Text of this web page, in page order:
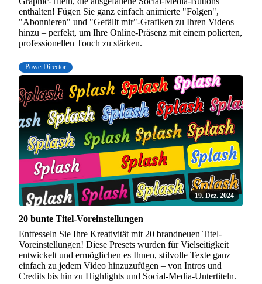
enthalten! Fügen Sie ganz einfach animierte "Folgen",
"Abonnieren" und "Gefällt mir"-Grafiken zu Ihren Videos
hinzu – perfekt, um Ihre Online-Präsenz mit einem polierten,
professionellen Touch zu stärken.
PowerDirector
19. Dez. 2024
20 bunte Titel-Voreinstellungen
Entfesseln Sie Ihre Kreativität mit 20 brandneuen Titel-
Voreinstellungen! Diese Presets wurden für Vielseitigkeit
entwickelt und ermöglichen es Ihnen, stilvolle Texte ganz
einfach zu jedem Video hinzuzufügen – von Intros und
Credits bis hin zu Highlights und Social-Media-Untertiteln.